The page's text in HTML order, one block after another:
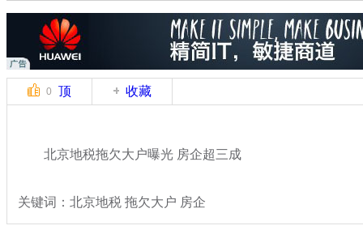
0 顶 收藏
北京地税拖欠大户曝光 房企超三成
关键词：北京地税 拖欠大户 房企